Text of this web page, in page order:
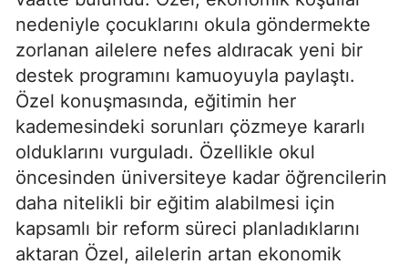
nedeniyle çocuklarını okula göndermekte
zorlanan ailelere nefes aldıracak yeni bir
destek programını kamuoyuyla paylaştı.
Özel konuşmasında, eğitimin her
kademesindeki sorunları çözmeye kararlı
olduklarını vurguladı. Özellikle okul
öncesinden üniversiteye kadar öğrencilerin
daha nitelikli bir eğitim alabilmesi için
kapsamlı bir reform süreci planladıklarını
aktaran Özel, ailelerin artan ekonomik